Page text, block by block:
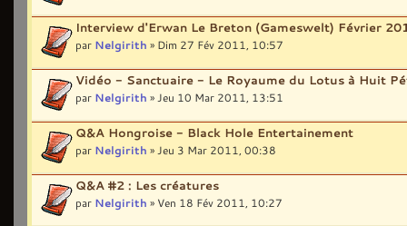
Interview d'Erwan Le Breton (Gameswelt) Février
par Nelgirith » Dim 27 Fév 2011, 10:57
Vidéo - Sanctuaire - Le Royaume du Lotus à Huit
par Nelgirith » Jeu 10 Mar 2011, 13:51
Q&A Hongroise - Black Hole Entertainement
par Nelgirith » Jeu 3 Mar 2011, 00:38
Q&A #2 : Les créatures
par Nelgirith » Ven 18 Fév 2011, 10:27